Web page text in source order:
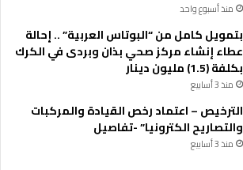
منذ أسبوع واحد
بتمويل كامل من “البوتاس العربية” .. إحالة
عطاء إنشاء مركز صحي بذان وبردى في الكرك
بكلفة (1.5) مليون دينار
منذ 3 أسابيع
الترخيص – اعتماد رخص القيادة والمركبات
والتصاريح الكترونيا” -تفاصيل
منذ 3 أسابيع